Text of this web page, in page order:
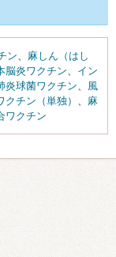
ン、 麻しん（はし
脳炎ワクチン、 イン
炎球菌ワクチン、 風
クチン（単独） 、 麻
ワクチン